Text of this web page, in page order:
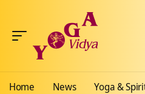
Home News Yoga &